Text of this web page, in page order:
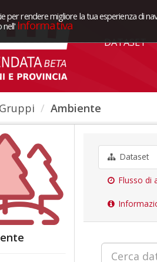
per rendere migliore la tua esperienza di
nell' Informativa
DATASET
Gruppi Ambiente
Dataset
Flusso di